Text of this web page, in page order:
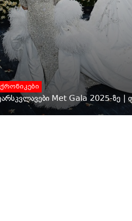
ქრონიკები
Met Gala 2025-ზე |